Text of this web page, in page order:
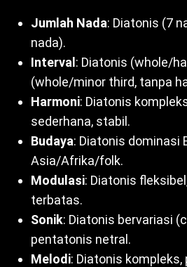
Jumlah Nada: Diatonis (7
nada).
Interval : Diatonis (whole/
(whole/minor third, tanpa
Harmoni: Diatonis
sederhana, stabil.
Budaya: Diatonis dominasi
Asia/Afrika/folk.
Modulasi: Diatonis
terbatas.
Sonik: Diatonis bervariasi
pentatonis netral.
Melodi: Diatonis